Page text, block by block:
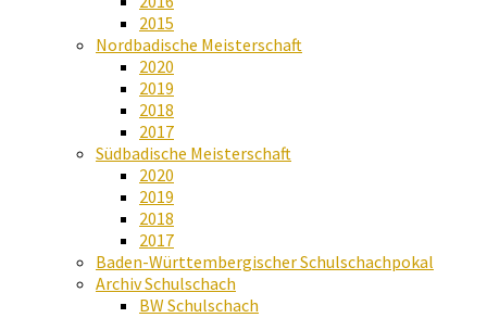
2015
Nordbadische Meisterschaft
2020
2019
2018
2017
Südbadische Meisterschaft
2020
2019
2018
2017
Baden-Württembergischer Schulschachpokal
Archiv Schulschach
BW Schulschach